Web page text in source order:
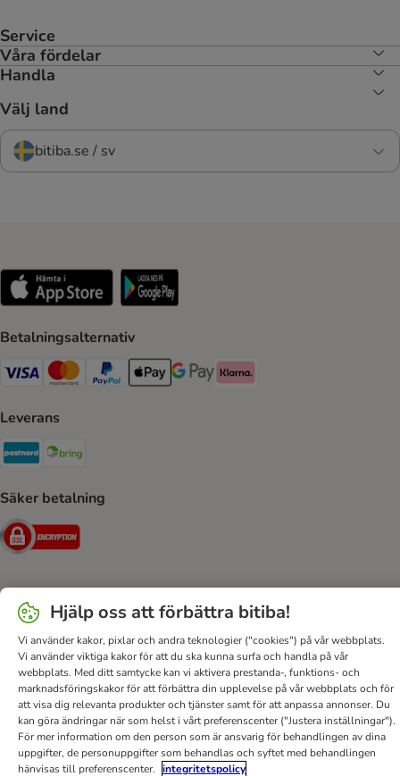
Service
Våra fördelar
Handla
Välj land
bitiba.se / sv
Betalningsalternativ
VISA Payment Method
Mastercard Payment Method
Paypal Payment Method
Apple Pay Payment Method
Google Pay Payment Method
Klarna Payment Method
Leverans
Postnord Shipping Method
Säker betalning
Security
Hjälp Kontakt Villkor Om företaget
DSA
Sekretesspolicy & Dataskydd
Fraktkostnad & leveranstid
Betalningssätt
Ångerblankett Tillgänglighetspolicy
bitiba GmbH 2026
Hjälp oss att förbättra bitiba!
Vi använder kakor, pixlar och andra teknologier ("cookies") på vår webbplats.
Vi använder viktiga kakor för att du ska kunna surfa och handla på vår
webbplats. Med ditt samtycke kan vi aktivera prestanda-, funktions- och
marknadsföringskakor för att förbättra din upplevelse på vår webbplats och för
att visa dig relevanta produkter och tjänster samt för att anpassa annonser. Du
kan göra ändringar när som helst i vårt preferenscenter ("Justera inställningar").
För mer information om den person som är ansvarig för behandlingen av dina
uppgifter, de personuppgifter som behandlas och syftet med behandlingen
hänvisas till preferenscenter. integritetspolicy